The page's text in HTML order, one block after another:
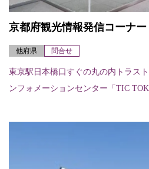
京都府観光情報発信コーナー
他府県 問合せ
東京駅日本橋口すぐの丸の内トラス
ンフォメーションセンター「TIC
が常駐し、...